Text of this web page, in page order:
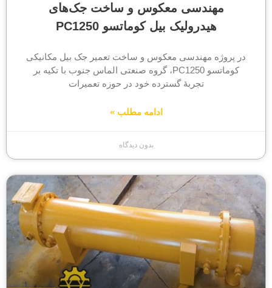
مهندسی معکوس و ساخت جک‌های
هیدرولیک بیل کوماتسو PC1250
در پروژه مهندسی معکوس و ساخت تعمیر جک بیل مکانیکی
کوماتسو PC1250، گروه صنعتی الماس جنوب با تکیه بر
تجربهٔ گسترده خود در حوزه تعمیرات
ادامه مطلب »
بدون دیدگاه